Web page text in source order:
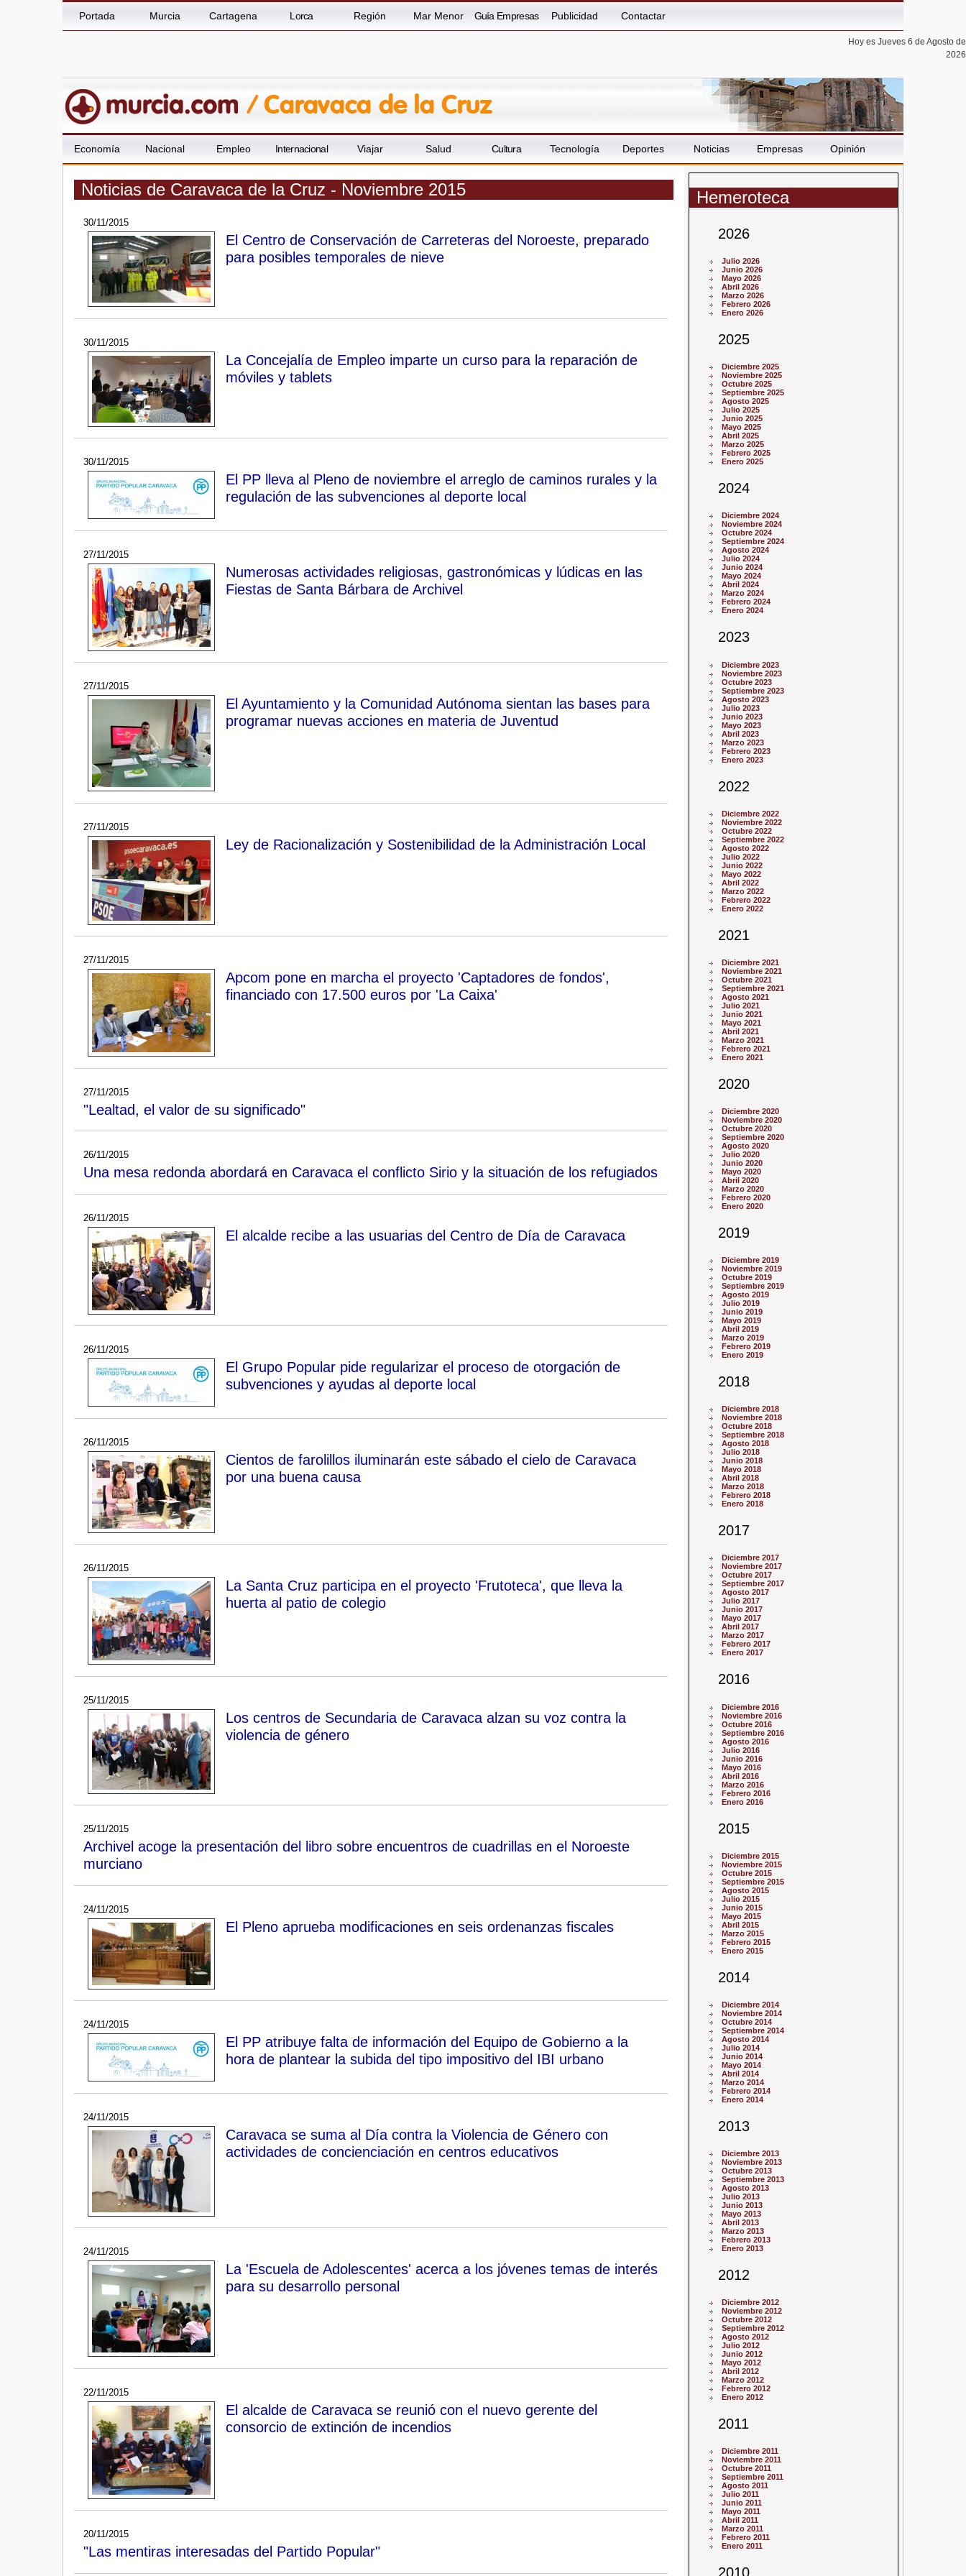
Portada Murcia Cartagena Lorca Región Mar Menor Guía Empresas Publicidad Contactar
Hoy es Jueves 6 de Agosto de
2026
Economía Nacional Empleo Internacional Viajar Salud Cultura Tecnología Deportes Noticias Empresas Opinión
Noticias de Caravaca de la Cruz - Noviembre 2015
30/11/2015
El Centro de Conservación de Carreteras del Noroeste, preparado
para posibles temporales de nieve
30/11/2015
La Concejalía de Empleo imparte un curso para la reparación de
móviles y tablets
30/11/2015
El PP lleva al Pleno de noviembre el arreglo de caminos rurales y la
regulación de las subvenciones al deporte local
27/11/2015
Numerosas actividades religiosas, gastronómicas y lúdicas en las
Fiestas de Santa Bárbara de Archivel
27/11/2015
El Ayuntamiento y la Comunidad Autónoma sientan las bases para
programar nuevas acciones en materia de Juventud
27/11/2015
Ley de Racionalización y Sostenibilidad de la Administración Local
27/11/2015
Apcom pone en marcha el proyecto 'Captadores de fondos',
financiado con 17.500 euros por 'La Caixa'
27/11/2015
"Lealtad, el valor de su significado"
26/11/2015
Una mesa redonda abordará en Caravaca el conflicto Sirio y la situación de los refugiados
26/11/2015
El alcalde recibe a las usuarias del Centro de Día de Caravaca
26/11/2015
El Grupo Popular pide regularizar el proceso de otorgación de
subvenciones y ayudas al deporte local
26/11/2015
Cientos de farolillos iluminarán este sábado el cielo de Caravaca
por una buena causa
26/11/2015
La Santa Cruz participa en el proyecto 'Frutoteca', que lleva la
huerta al patio de colegio
25/11/2015
Los centros de Secundaria de Caravaca alzan su voz contra la
violencia de género
25/11/2015
Archivel acoge la presentación del libro sobre encuentros de cuadrillas en el Noroeste
murciano
24/11/2015
El Pleno aprueba modificaciones en seis ordenanzas fiscales
24/11/2015
El PP atribuye falta de información del Equipo de Gobierno a la
hora de plantear la subida del tipo impositivo del IBI urbano
24/11/2015
Caravaca se suma al Día contra la Violencia de Género con
actividades de concienciación en centros educativos
24/11/2015
La 'Escuela de Adolescentes' acerca a los jóvenes temas de interés
para su desarrollo personal
22/11/2015
El alcalde de Caravaca se reunió con el nuevo gerente del
consorcio de extinción de incendios
20/11/2015
"Las mentiras interesadas del Partido Popular"
Hemeroteca
2026
Julio 2026
Junio 2026
Mayo 2026
Abril 2026
Marzo 2026
Febrero 2026
Enero 2026
2025
Diciembre 2025
Noviembre 2025
Octubre 2025
Septiembre 2025
Agosto 2025
Julio 2025
Junio 2025
Mayo 2025
Abril 2025
Marzo 2025
Febrero 2025
Enero 2025
2024
Diciembre 2024
Noviembre 2024
Octubre 2024
Septiembre 2024
Agosto 2024
Julio 2024
Junio 2024
Mayo 2024
Abril 2024
Marzo 2024
Febrero 2024
Enero 2024
2023
Diciembre 2023
Noviembre 2023
Octubre 2023
Septiembre 2023
Agosto 2023
Julio 2023
Junio 2023
Mayo 2023
Abril 2023
Marzo 2023
Febrero 2023
Enero 2023
2022
Diciembre 2022
Noviembre 2022
Octubre 2022
Septiembre 2022
Agosto 2022
Julio 2022
Junio 2022
Mayo 2022
Abril 2022
Marzo 2022
Febrero 2022
Enero 2022
2021
Diciembre 2021
Noviembre 2021
Octubre 2021
Septiembre 2021
Agosto 2021
Julio 2021
Junio 2021
Mayo 2021
Abril 2021
Marzo 2021
Febrero 2021
Enero 2021
2020
Diciembre 2020
Noviembre 2020
Octubre 2020
Septiembre 2020
Agosto 2020
Julio 2020
Junio 2020
Mayo 2020
Abril 2020
Marzo 2020
Febrero 2020
Enero 2020
2019
Diciembre 2019
Noviembre 2019
Octubre 2019
Septiembre 2019
Agosto 2019
Julio 2019
Junio 2019
Mayo 2019
Abril 2019
Marzo 2019
Febrero 2019
Enero 2019
2018
Diciembre 2018
Noviembre 2018
Octubre 2018
Septiembre 2018
Agosto 2018
Julio 2018
Junio 2018
Mayo 2018
Abril 2018
Marzo 2018
Febrero 2018
Enero 2018
2017
Diciembre 2017
Noviembre 2017
Octubre 2017
Septiembre 2017
Agosto 2017
Julio 2017
Junio 2017
Mayo 2017
Abril 2017
Marzo 2017
Febrero 2017
Enero 2017
2016
Diciembre 2016
Noviembre 2016
Octubre 2016
Septiembre 2016
Agosto 2016
Julio 2016
Junio 2016
Mayo 2016
Abril 2016
Marzo 2016
Febrero 2016
Enero 2016
2015
Diciembre 2015
Noviembre 2015
Octubre 2015
Septiembre 2015
Agosto 2015
Julio 2015
Junio 2015
Mayo 2015
Abril 2015
Marzo 2015
Febrero 2015
Enero 2015
2014
Diciembre 2014
Noviembre 2014
Octubre 2014
Septiembre 2014
Agosto 2014
Julio 2014
Junio 2014
Mayo 2014
Abril 2014
Marzo 2014
Febrero 2014
Enero 2014
2013
Diciembre 2013
Noviembre 2013
Octubre 2013
Septiembre 2013
Agosto 2013
Julio 2013
Junio 2013
Mayo 2013
Abril 2013
Marzo 2013
Febrero 2013
Enero 2013
2012
Diciembre 2012
Noviembre 2012
Octubre 2012
Septiembre 2012
Agosto 2012
Julio 2012
Junio 2012
Mayo 2012
Abril 2012
Marzo 2012
Febrero 2012
Enero 2012
2011
Diciembre 2011
Noviembre 2011
Octubre 2011
Septiembre 2011
Agosto 2011
Julio 2011
Junio 2011
Mayo 2011
Abril 2011
Marzo 2011
Febrero 2011
Enero 2011
2010